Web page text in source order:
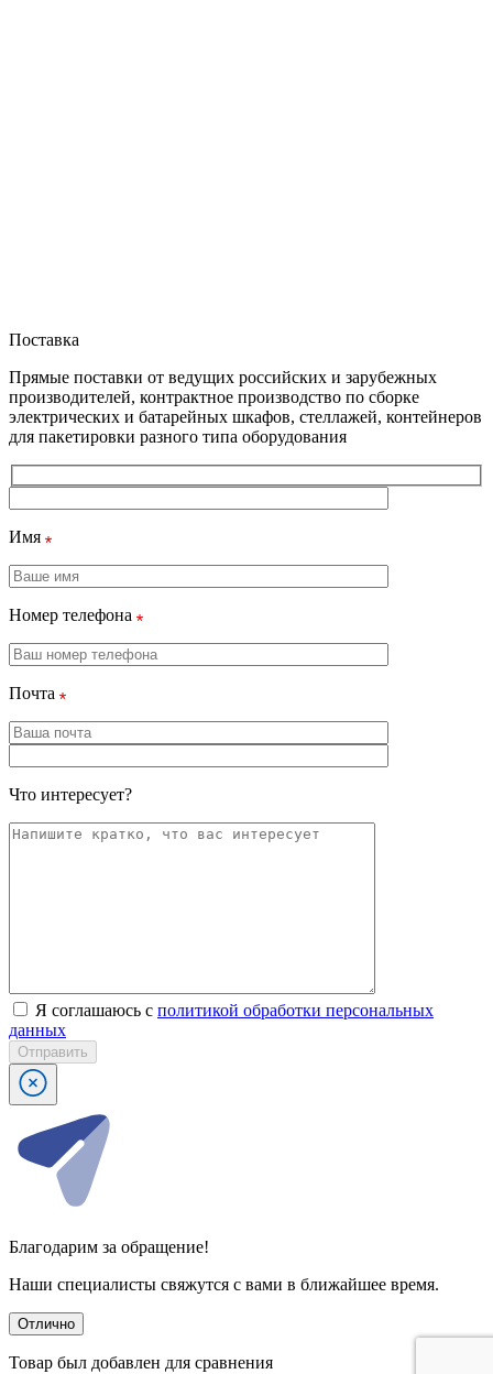
Поставка
Прямые поставки от ведущих российских и зарубежных
производителей, контрактное производство по сборке
электрических и батарейных шкафов, стеллажей, контейнеров
для пакетировки разного типа оборудования
Имя
Номер телефона
Почта
Что интересует?
Я соглашаюсь с политикой обработки персональных
данных
Отправить
Благодарим за обращение!
Наши специалисты свяжутся с вами в ближайшее время.
Отлично
Товар был добавлен для сравнения